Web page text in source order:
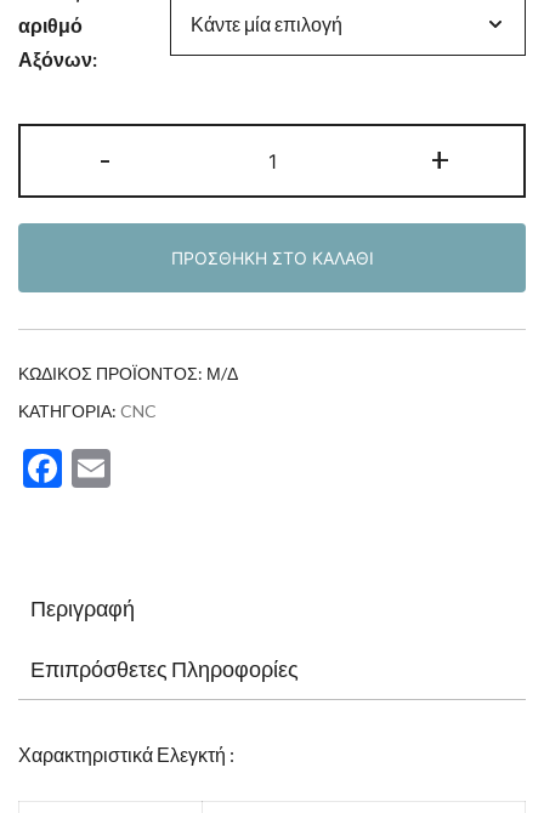
αριθμό
Αξόνων:
-
CNC
3/4
ποσότητα
+
ΠΡΟΣΘΉΚΗ ΣΤΟ ΚΑΛΆΘΙ
ΚΩΔΙΚΌΣ ΠΡΟΪΌΝΤΟΣ: Μ/Δ
ΚΑΤΗΓΟΡΊΑ: CNC
Facebook
Περιγραφή
Επιπρόσθετες Πληροφορίες
Χαρακτηριστικά Ελεγκτή :